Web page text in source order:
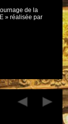
de la
» réalisée par